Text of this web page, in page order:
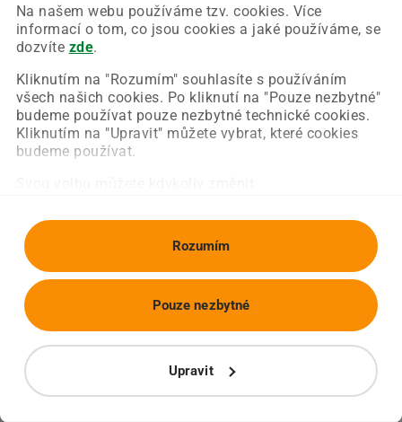
Na našem webu používáme tzv. cookies. Více
informací o tom, co jsou cookies a jaké používáme, se
dozvíte zde.
Kliknutím na "Rozumím" souhlasíte s používáním
všech našich cookies. Po kliknutí na "Pouze nezbytné"
budeme používat pouze nezbytné technické cookies.
Kliknutím na "Upravit" můžete vybrat, které cookies
budeme používat.
Rozumím
Upravit
Pouze nezbytné
Chyba nastala na naší straně a už ji opravujeme.
Zkuste prosím znovu načíst požadovanou stránku.
Obnovit stránku Úvodní strana